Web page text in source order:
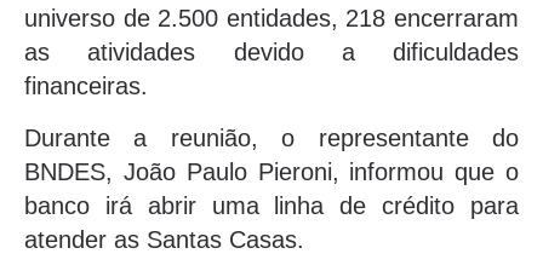
universo de 2.500 entidades, 218 encerraram
as atividades devido a dificuldades
financeiras.
Durante a reunião, o representante do
BNDES, João Paulo Pieroni, informou que o
banco irá abrir uma linha de crédito para
atender as Santas Casas.